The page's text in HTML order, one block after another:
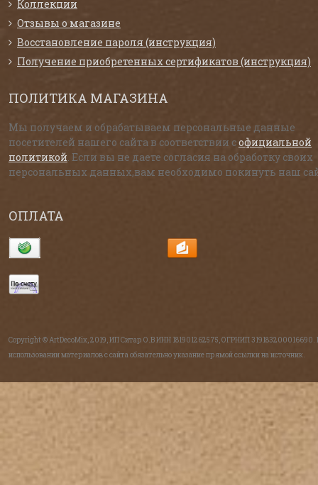
Коллекции
Отзывы о магазине
Восстановление пароля (инструкция)
Получение приобретенных сертификатов (инструкция)
ПОЛИТИКА МАГАЗИНА
Мы получаем и обрабатываем персональные данные
посетителей нашего сайта в соответствии софициальной
политикой . Если вы не даете согласия на обработку своих
персональных данных,вам необходимо покинуть наш
ОПЛАТА
Copyright © ArtDecoMix, 2019, ИП Ситар О.В ИНН 181901262575, ОГРНИП 319183200016690.
использовании материалов с сайта обязательно указание прямой ссылки на источник.